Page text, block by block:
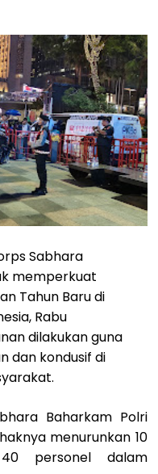
Sabhara
memperkuat
Tahun Baru di
Rabu
dilakukan guna
dan kondusif di
Baharkam Polri
menurunkan 10
personel dalam